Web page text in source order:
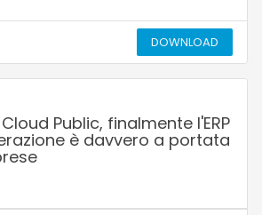
DOWNLOAD
Public, finalmente l'ERP
è davvero a portata